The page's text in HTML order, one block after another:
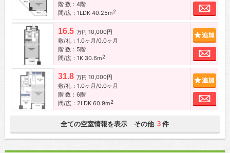
階 数：4階
間/広：1LDK 40.25m2
お
16.5 万円 10,000円
敷/礼：1.0ヶ月/0.0ヶ月
階 数：5階
間/広：1K 30.6m2
お
31.8 万円 10,000円
敷/礼：1.0ヶ月/0.0ヶ月
階 数：6階
間/広：2LDK 60.9m2
お
全ての空室情報を表示 その他 3 件